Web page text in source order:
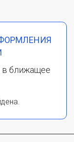
в ближащее